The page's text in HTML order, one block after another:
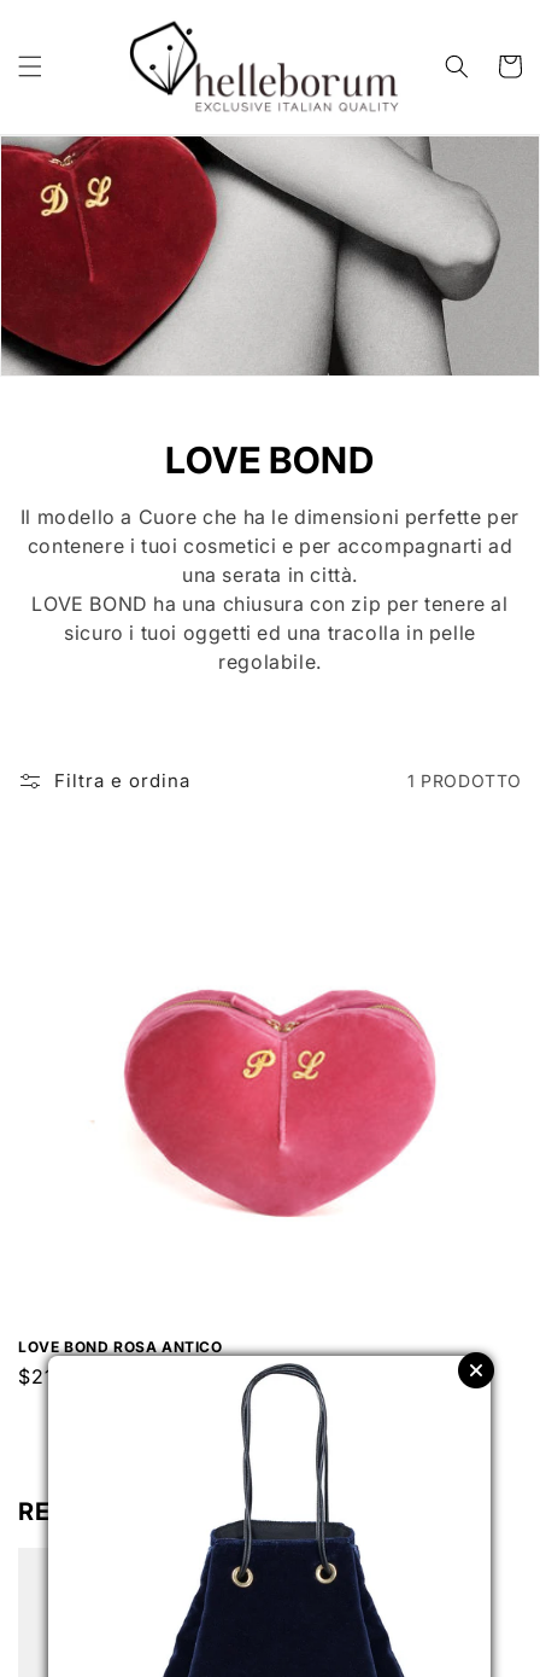
C
O
L
L
E
O
LOVE BOND
Il modello a Cuore che ha le dimensioni perfette per
contenere i tuoi cosmetici e per accompagnarti ad
una serata in città.
LOVE BOND ha una chiusura con zip per tenere al
sicuro i tuoi oggetti ed una tracolla in pelle
regolabile.
Filtra e ordina 1 PRODOTTO
LOVE BOND ROSA ANTICO
Prezzo
$212.00 USD
RELATED PRODUCTS